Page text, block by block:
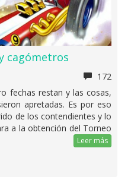
cagómetros
172
fechas restan y las cosas,
apretadas. Es por eso
de los contendientes y lo
a la obtención del Torneo
Leer más